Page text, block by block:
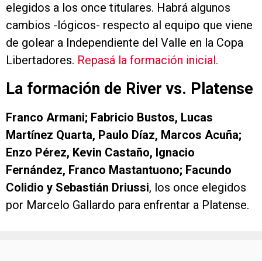
elegidos a los once titulares. Habrá algunos
cambios -lógicos- respecto al equipo que viene
de golear a Independiente del Valle en la Copa
Libertadores. Repasá la formación inicial.
La formación de River vs. Platense
Franco Armani; Fabricio Bustos, Lucas
Martínez Quarta, Paulo Díaz, Marcos Acuña;
Enzo Pérez, Kevin Castaño, Ignacio
Fernández, Franco Mastantuono; Facundo
Colidio y Sebastián Driussi, los once elegidos
por Marcelo Gallardo para enfrentar a Platense.